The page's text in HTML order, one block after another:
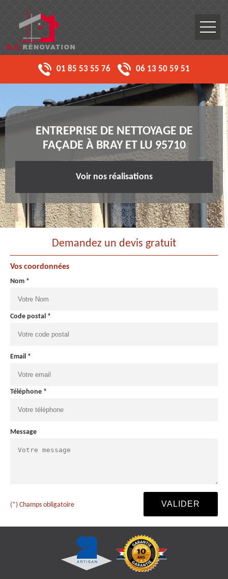
01 85 53 55 76 06 13 50 59 51
ENTREPRISE DE NETTOYAGE DE
FAÇADE À BRAY ET LU 95710
Voir nos réalisations
Demandez un devis gratuit
Vos coordonnées
Nom *
Code postal *
Email *
Téléphone *
Message
(*) Champs obligatoire